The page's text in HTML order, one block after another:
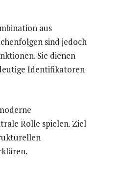
aus
sind jedoch
Sie dienen
Identifikatoren
Rolle spielen. Ziel